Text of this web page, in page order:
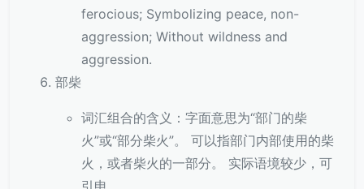
ferocious; Symbolizing peace, non-
aggression; Without wildness and
aggression.
部柴
词汇组合的含义：字面意思为“部门的柴
火”或“部分柴火”。 可以指部门内部使用的柴
火，或者柴火的一部分。 实际语境较少，可
引申。